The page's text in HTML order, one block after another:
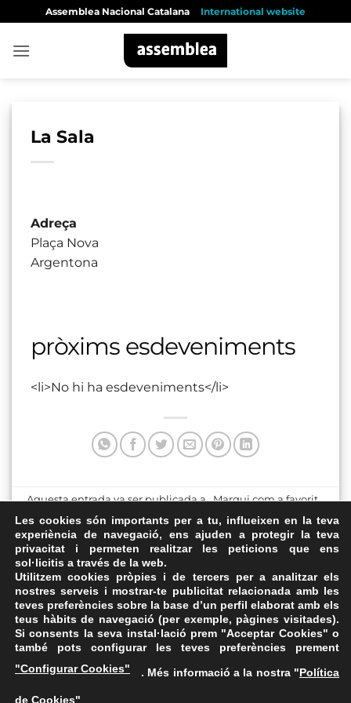
content
Assemblea Nacional Catalana International website
La Sala
Adreça
Plaça Nova
Argentona
pròxims esdeveniments
<li>No hi ha esdeveniments</li>
Aquesta entrada va ser publicada a . Marqui com a favorit
Enllaç permanent
Castellet
Centre Cívic de Premià de
Mar
FAQs
Les cookies són importants per a tu, influeixen en la teva
experiència de navegació, ens ajuden a protegir la teva
privacitat i permeten realitzar les peticions que ens
sol·licitis a través de la web.
Utilitzem cookies pròpies i de tercers per a analitzar els
nostres serveis i mostrar-te publicitat relacionada amb les
teves preferències sobre la base d’un perfil elaborat amb els
teus hàbits de navegació (per exemple, pàgines visitades).
Si consents la seva instal·lació prem "Acceptar Cookies" o
també pots configurar les teves preferències prement
"Configurar Cookies"
. Més informació a la nostra "Política
de Cookies"